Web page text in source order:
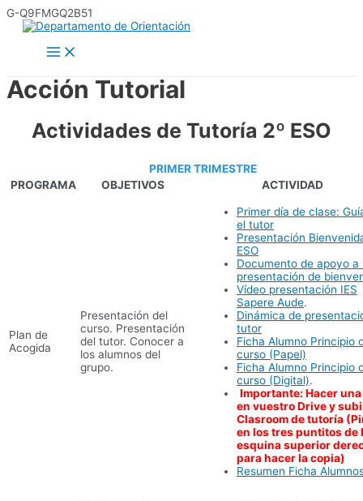
Ir
G-Q9FMGQ2B51
Main
Menu
Acción Tutorial
Actividades de Tutoría 2º ESO
PRIMER TRIMESTRE
PROGRAMA
OBJETIVOS ACTIVIDAD
Plan de
Acogida
Presentación del
curso. Presentación
del tutor. Conocer a
los alumnos del
grupo.
Primer día de clase:
el tutor
Presentación
ESO
Documento de apoyo a
presentación de
Vídeo presentación IES
Sapere Aude.
Dinámica de
tutor
Ficha Alumno Principio
curso (Papel)
Ficha Alumno Principio
curso (Digital).
Importante: Hacer
en vuestro Drive y
Clasroom de tutoría
en los tres puntitos de
esquina superior
para hacer la copia)
Resumen Ficha